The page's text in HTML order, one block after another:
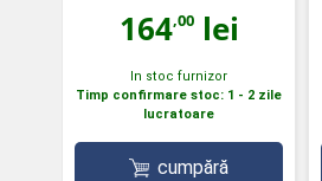
164,00lei
In stoc furnizor
Timp confirmare stoc: 1 - 2 zile
lucratoare
cumpără